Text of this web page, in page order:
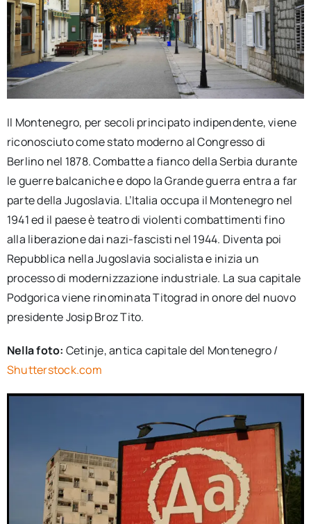
Il Montenegro, per secoli principato indipendente, viene
riconosciuto come stato moderno al Congresso di
Berlino nel 1878. Combatte a fianco della Serbia durante
le guerre balcaniche e dopo la Grande guerra entra a far
parte della Jugoslavia. L’Italia occupa il Montenegro nel
1941 ed il paese è teatro di violenti combattimenti fino
alla liberazione dai nazi-fascisti nel 1944. Diventa poi
Repubblica nella Jugoslavia socialista e inizia un
processo di modernizzazione industriale. La sua capitale
Podgorica viene rinominata Titograd in onore del nuovo
presidente Josip Broz Tito.
Nella foto: Cetinje, antica capitale del Montenegro /
Shutterstock.com